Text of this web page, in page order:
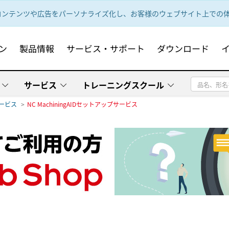
テンツや広告をパーソナライズ化し、お客様のウェブサイト上で
製品情報 サービス・サポート ダウンロード
サービス トレーニングスクール
ビス NC MachiningAIDセットアップサービス